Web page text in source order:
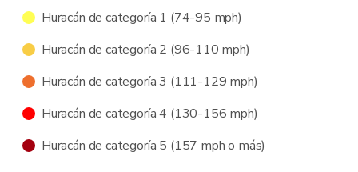
Huracán de categoría 1 (74-95 mph)
Huracán de categoría 2 (96-110 mph)
Huracán de categoría 3 (111-129 mph)
Huracán de categoría 4 (130-156 mph)
Huracán de categoría 5 (157 mph o más)